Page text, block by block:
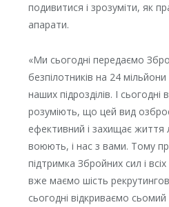
подивитися і зрозуміти, як
апарати.
«Ми сьогодні передаємо
безпілотників на 24
наших підрозділів. І сьогодні
розуміють, що цей вид
ефективний і захищає життя
воюють, і нас з вами. Тому
підтримка Збройних сил і
вже маємо шість
сьогодні відкриваємо